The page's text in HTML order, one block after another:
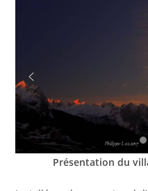
Présentation du